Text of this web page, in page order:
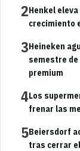
2Henkel
crecimiento
3Heineken
semestre de
premium
4Los
frenar las
5Beiersdorf
tras cerrar